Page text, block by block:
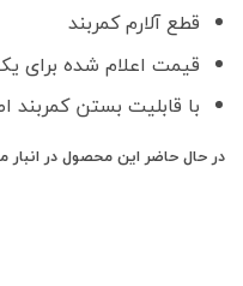
قطع آلارم کمربند
قیمت اعلام شده برای
با قابلیت بستن کمربند
در حال حاضر این محصول در